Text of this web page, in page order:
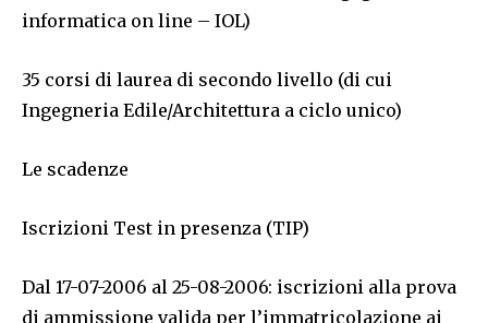
informatica on line – IOL)
35 corsi di laurea di secondo livello (di cui
Ingegneria Edile/Architettura a ciclo unico)
Le scadenze
Iscrizioni Test in presenza (TIP)
Dal 17-07-2006 al 25-08-2006: iscrizioni alla prova
di ammissione valida per l’immatricolazione ai